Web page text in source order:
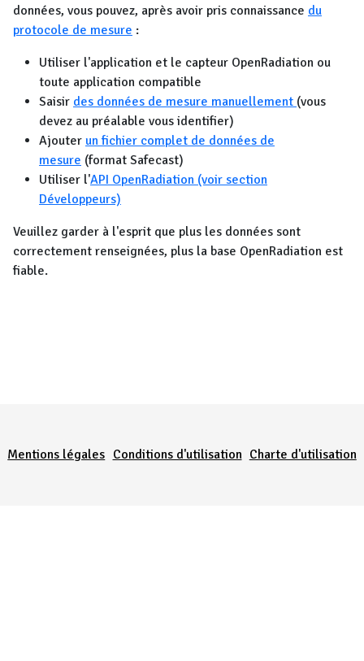
données, vous pouvez, après avoir pris connaissance du
protocole de mesure :
Utiliser l'application et le capteur OpenRadiation ou
toute application compatible
Saisir des données de mesure manuellement (vous
devez au préalable vous identifier)
Ajouter un fichier complet de données de
mesure (format Safecast)
Utiliser l'API OpenRadiation (voir section
Développeurs)
Veuillez garder à l'esprit que plus les données sont
correctement renseignées, plus la base OpenRadiation est
fiable.
Mentions légales Conditions d'utilisation Charte d'utilisation